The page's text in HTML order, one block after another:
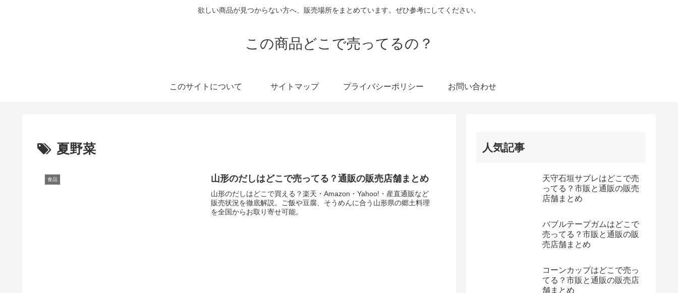
欲しい商品が見つからない方へ、販売場所をまとめています。ぜひ参考にしてください。
この商品どこで売ってるの？
このサイトについて サイトマップ プライバシーポリシー お問い合わせ
夏野菜
食品 山形のだしはどこで売ってる？通販の販売店舗まとめ
山形のだしはどこで買える？楽天・Amazon・Yahoo!・産直通販など
販売状況を徹底解説。ご飯や豆腐、そうめんに合う山形県の郷土料理
を全国からお取り寄せ可能。
人気記事
天守石垣サブレはどこで売
ってる？市販と通販の販売
店舗まとめ
バブルテープガムはどこで
売ってる？市販と通販の販
売店舗まとめ
コーンカップはどこで売っ
てる？市販と通販の販売店
舗まとめ